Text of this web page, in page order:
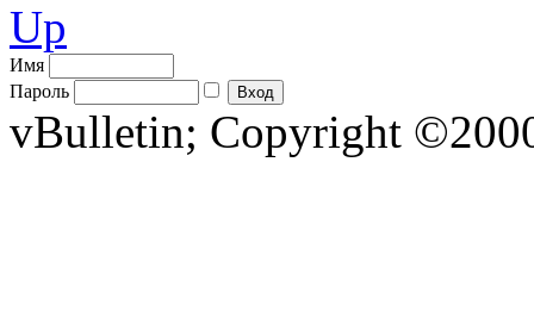
Up
Имя
Пароль
vBulletin; Copyright